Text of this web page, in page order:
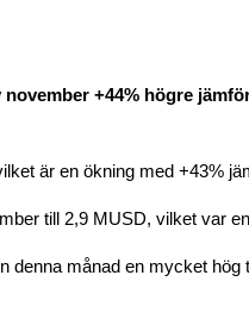
+44% högre
är en ökning med +43%
till 2,9 MUSD, vilket var
månad en mycket